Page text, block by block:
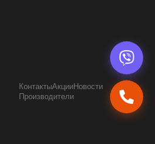
КонтактыАкцииНовости
Производители